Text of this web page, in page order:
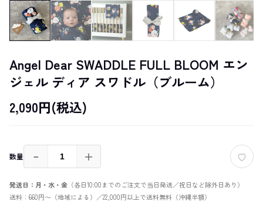
Angel Dear SWADDLE FULL BLOOM エン
ジェル ディア スワドル（ブルーム）
2,090円(税込)
数量 － ＋
発送日：月・水・金 （各日10:00までのご注文で当日発送／祝日など除外日あり）
送料：660円〜（地域による）／22,000円以上で送料無料（沖縄半額）